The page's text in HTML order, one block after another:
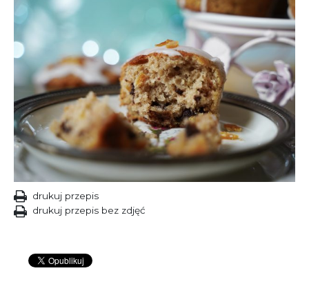
drukuj przepis
drukuj przepis bez zdjęć